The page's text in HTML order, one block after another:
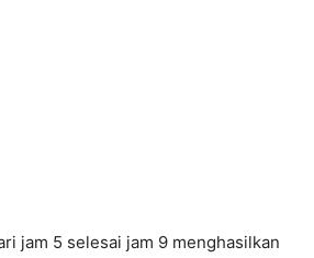
jam 5 selesai jam 9 menghasilkan